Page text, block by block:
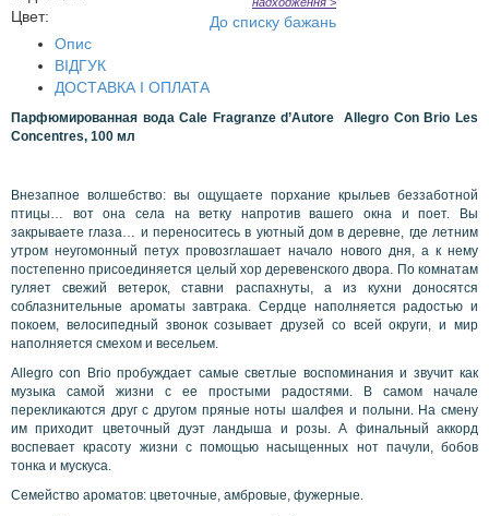
Цвет:
До списку бажань
Опис
ВІДГУК
ДОСТАВКА І ОПЛАТА
Парфюмированная вода Cale Fragranze d’Autore Allegro Con Brio Les
Concentres, 100 мл
Внезапное волшебство: вы ощущаете порхание крыльев беззаботной
птицы… вот она села на ветку напротив вашего окна и поет. Вы
закрываете глаза… и переноситесь в уютный дом в деревне, где летним
утром неугомонный петух провозглашает начало нового дня, а к нему
постепенно присоединяется целый хор деревенского двора. По комнатам
гуляет свежий ветерок, ставни распахнуты, а из кухни доносятся
соблазнительные ароматы завтрака. Сердце наполняется радостью и
покоем, велосипедный звонок созывает друзей со всей округи, и мир
наполняется смехом и весельем.
Allegro con Brio пробуждает самые светлые воспоминания и звучит как
музыка самой жизни с ее простыми радостями. В самом начале
перекликаются друг с другом пряные ноты шалфея и полыни. На смену
им приходит цветочный дуэт ландыша и розы. А финальный аккорд
воспевает красоту жизни с помощью насыщенных нот пачули, бобов
тонка и мускуса.
Семейство ароматов: цветочные, амбровые, фужерные.